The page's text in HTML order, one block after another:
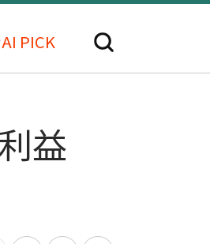
AI PICK
益